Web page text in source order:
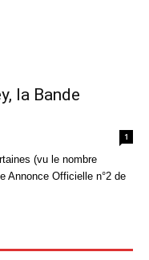
la Bande
1
(vu le nombre
Annonce Officielle n°2 de